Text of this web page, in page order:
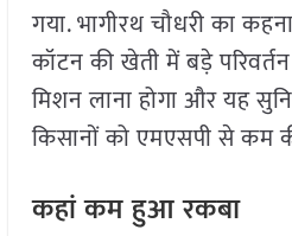
गया. भागीरथ चौधरी का
कॉटन की खेती में बड़े
म‍िशन लाना होगा और यह
किसानों को एमएसपी से कम
कहां कम हुआ रकबा